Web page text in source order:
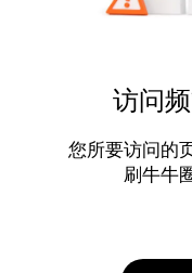
访问
您所要访问的
刷牛牛